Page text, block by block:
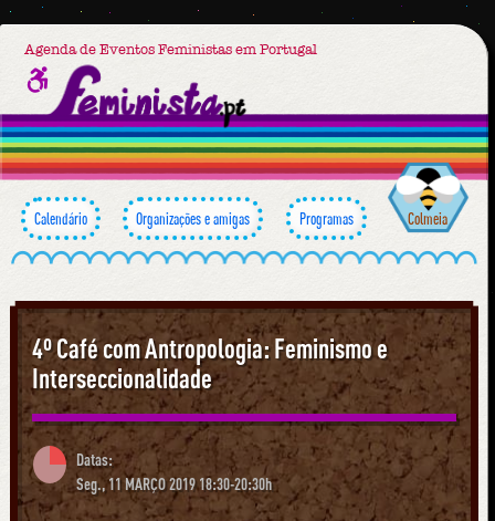
Agenda de Eventos Feministas em Portugal
Calendário Organizações e amigas Programas Colmeia
4º Café com Antropologia: Feminismo e
Interseccionalidade
Datas:
Seg., 11 MARÇO 2019 18:30-20:30h